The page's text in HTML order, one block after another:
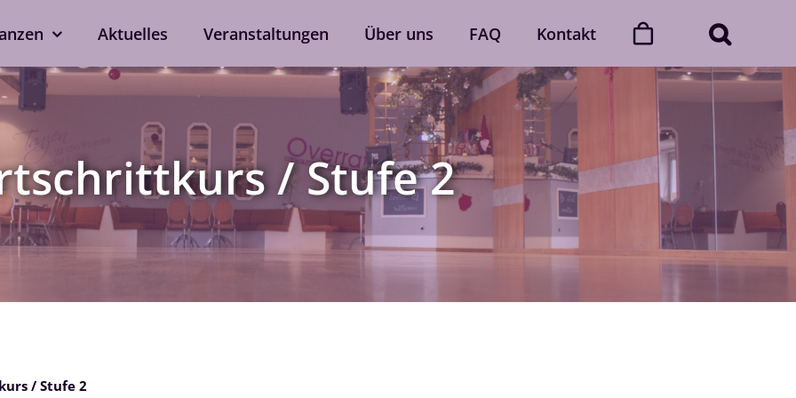
Tanzen ohne Partner
Line Dance
Single-Anmeldung
Privatstunden
Nach Verfügbarkeit auch gerne
bei eurem Wunschtrainer. Auch
Dance with friends
Der „Dance with friends“-Club
Mehr erfahren
Gutscheine
Momente voller Rhythmus und
Aktuelles Veranstaltungen Über uns FAQ Kontakt
/ Stufe 2
/ Stufe 2